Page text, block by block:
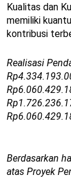
Kualitas dan
memiliki
kontribusi
Realisasi
Berdasarkan
atas Proyek